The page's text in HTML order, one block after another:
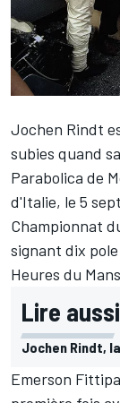
Jochen Rindt
subies quand
Parabolica de
d'Italie, le 5
Championnat
signant dix
Heures du
Lire
Jochen Rindt,
Emerson